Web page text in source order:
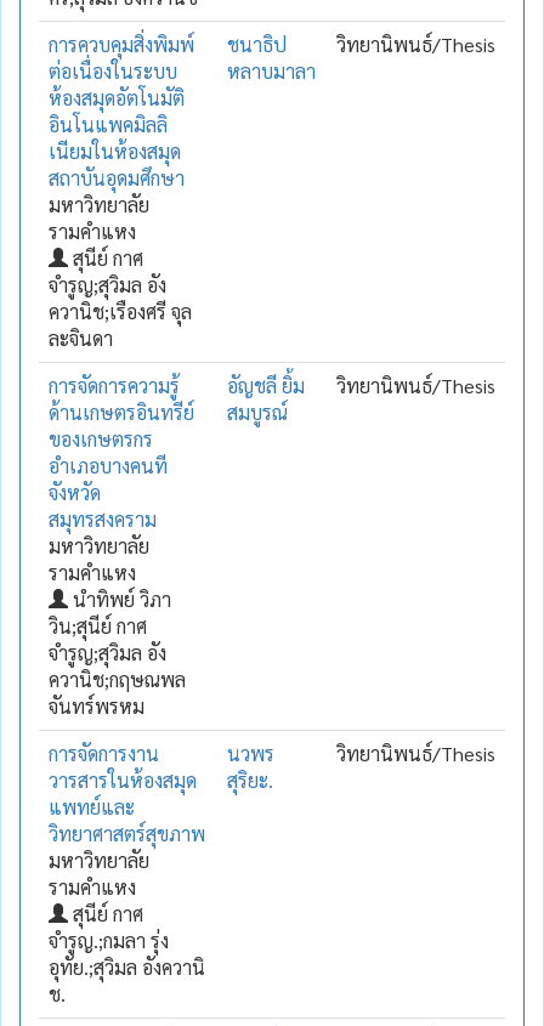
การควบคุมสิ่งพิมพ์
ต่อเนื่องในระบบ
ห้องสมุดอัตโนมัติ
อินโนแพคมิลลิ
เนียมในห้องสมุด
สถาบันอุดมศึกษา
มหาวิทยาลัย
รามคำแหง
สุนีย์ กาศ
จำรูญ;สุวิมล อัง
ควานิช;เรืองศรี จุล
ละจินดา
ชนาธิป
หลาบมาลา
วิทยานิพนธ์/Thesis
การจัดการความรู้
ด้านเกษตรอินทรีย์
ของเกษตรกร
อำเภอบางคนที
จังหวัด
สมุทรสงคราม
มหาวิทยาลัย
รามคำแหง
นำทิพย์ วิภา
วิน;สุนีย์ กาศ
จำรูญ;สุวิมล อัง
ควานิช;กฤษณพล
จันทร์พรหม
อัญชลี ยิ้ม
สมบูรณ์
วิทยานิพนธ์/Thesis
การจัดการงาน
วารสารในห้องสมุด
แพทย์และ
วิทยาศาสตร์สุขภาพ
มหาวิทยาลัย
รามคำแหง
สุนีย์ กาศ
จำรูญ.;กมลา รุ่ง
อุทัย.;สุวิมล อังควานิ
ช.
นวพร
สุริยะ.
วิทยานิพนธ์/Thesis